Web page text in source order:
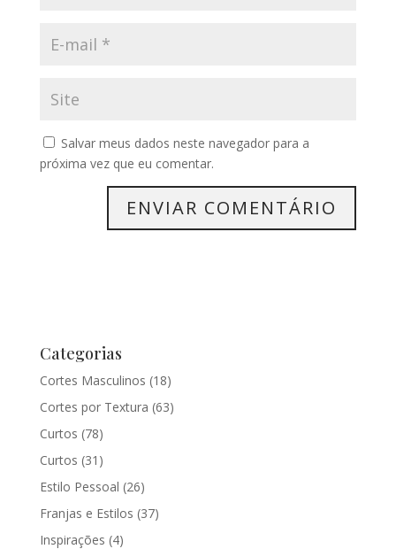
Salvar meus dados neste navegador para a
próxima vez que eu comentar.
Categorias
Cortes Masculinos (18)
Cortes por Textura (63)
Curtos (78)
Curtos (31)
Estilo Pessoal (26)
Franjas e Estilos (37)
Inspirações (4)